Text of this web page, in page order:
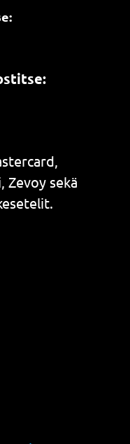
Zevoy sekä